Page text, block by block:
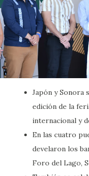
Japón y Sonora
edición de la
internacional y
En las cuatro
develaron los
Foro del Lago,